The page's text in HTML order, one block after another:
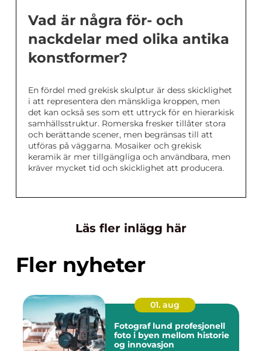
Vad är några för- och
nackdelar med olika antika
konstformer?
En fördel med grekisk skulptur är dess skicklighet
i att representera den mänskliga kroppen, men
det kan också ses som ett uttryck för en hierarkisk
samhällsstruktur. Romerska fresker tillåter stora
och berättande scener, men begränsas till att
utföras på väggarna. Mosaiker och grekisk
keramik är mer tillgängliga och användbara, men
kräver mycket tid och skicklighet att producera.
Läs fler inlägg här
Fler nyheter
01. aug
Fotograf lund profesjonell
foto i byen mellom historie
og innovasjon